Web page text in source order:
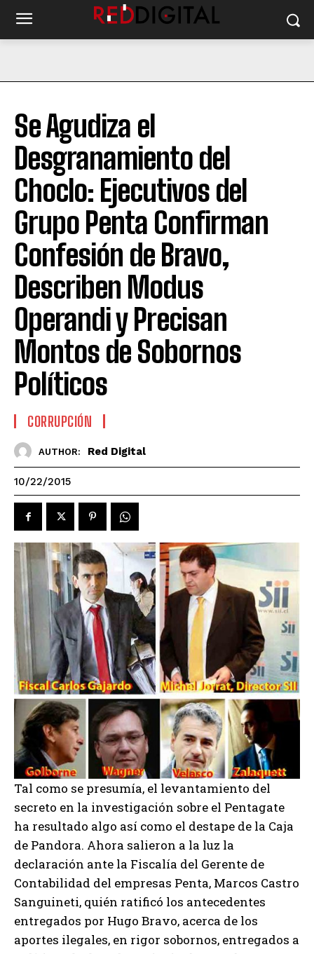
Se Agudiza el
Desgranamiento del
Choclo: Ejecutivos del
Grupo Penta Confirman
Confesión de Bravo,
Describen Modus
Operandi y Precisan
Montos de Sobornos
Políticos
CORRUPCIÓN
AUTHOR: Red Digital
10/22/2015
Tal como se presumía, el levantamiento del
secreto en la investigación sobre el Pentagate
ha resultado algo así como el destape de la Caja
de Pandora. Ahora salieron a la luz la
declaración ante la Fiscalía del Gerente de
Contabilidad del empresas Penta, Marcos Castro
Sanguineti, quién ratificó los antecedentes
entregados por Hugo Bravo, acerca de los
aportes ilegales, en rigor sobornos, entregados a